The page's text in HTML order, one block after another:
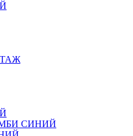
СИНИЙ